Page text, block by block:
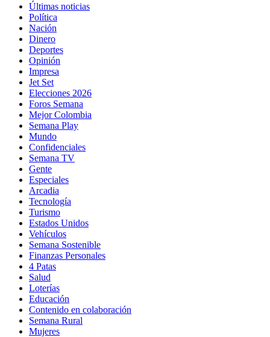
Últimas noticias
Política
Nación
Dinero
Deportes
Opinión
Impresa
Jet Set
Elecciones 2026
Foros Semana
Mejor Colombia
Semana Play
Mundo
Confidenciales
Semana TV
Gente
Especiales
Arcadia
Tecnología
Turismo
Estados Unidos
Vehículos
Semana Sostenible
Finanzas Personales
4 Patas
Salud
Loterías
Educación
Contenido en colaboración
Semana Rural
Mujeres